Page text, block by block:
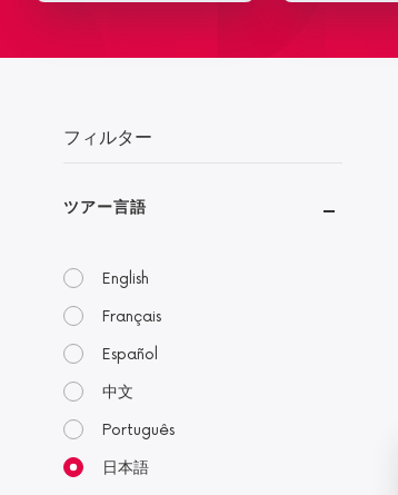
フィルター
ツアー言語
English
Français
Español
中文
Português
日本語